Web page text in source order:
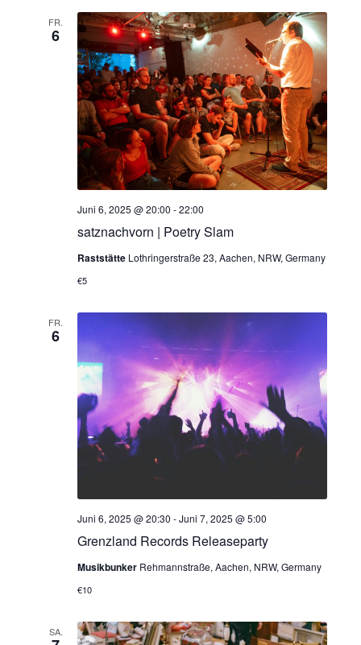
e
n
,
N
a
v
i
a
i
o
n
a
t
i
o
n
FR.
6
satznachvorn | Poetry Slam
Juni 6, 2025 @ 20:00 -22:00
Raststätte Lothringerstraße 23, Aachen, NRW, Germany
€5
FR.
6
Grenzland Records Releaseparty
Juni 6, 2025 @ 20:30 -Juni 7, 2025 @ 5:00
Musikbunker Rehmannstraße, Aachen, NRW, Germany
€10
SA.